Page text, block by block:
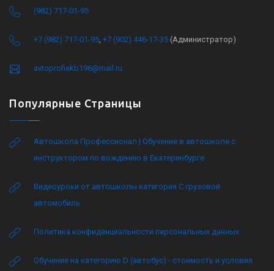
(982) 717-01-95
+7 (982) 717-01-95, +7 (902) 446-17-35 (Администратор)
avtoprofiekb196@mail.ru
Популярные Страницы
Автошкола Профессионал | Обучение в автошколе с
инструктором по вождению в Екатеринбурге
Видеоуроки от автошколы категория C грузовой
автомобиль
Политика конфиденциальности персональных данных
Обучение на категорию D (автобус) - стоимость и условия